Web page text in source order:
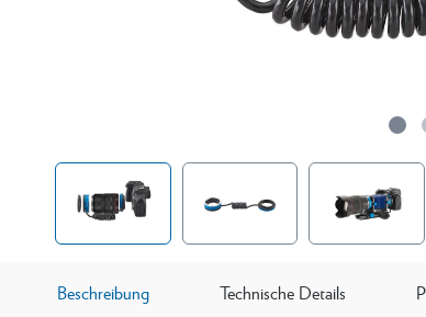
Beschreibung Technische Details